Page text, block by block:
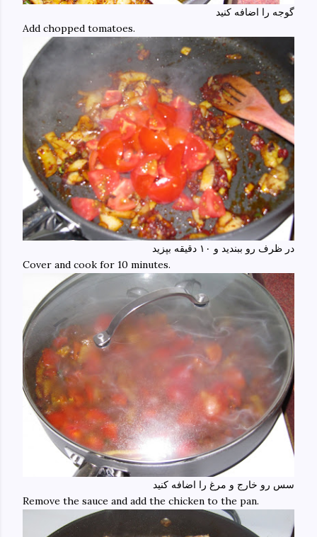
گوجه را اضافه کنید
Add chopped tomatoes.
در ظرف رو ببندید و ۱۰ دقیقه بپزید
Cover and cook for 10 minutes.
سس رو خارج و مرغ را اضافه کنید
Remove the sauce and add the chicken to the pan.